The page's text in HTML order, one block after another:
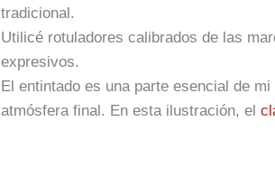
tradicional.
Utilicé rotuladores calibrados de las
expresivos.
El entintado es una parte esencial de
atmósfera final. En esta ilustración, el